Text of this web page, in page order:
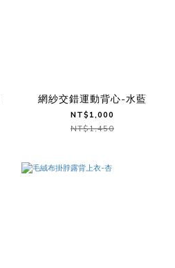
網紗交錯運動背心-水藍
NT$1,000
NT$1,450